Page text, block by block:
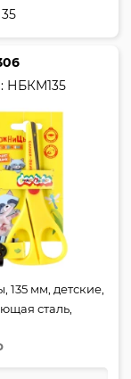
35
НБКМ135
мм, детские,
сталь,
Каляка-